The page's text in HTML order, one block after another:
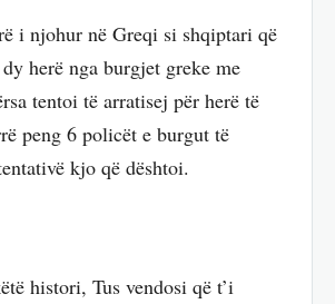
i njohur në Greqi si shqiptari që
herë nga burgjet greke me
tentoi të arratisej për herë të
peng 6 policët e burgut të
kjo që dështoi.
histori, Tus vendosi që t’i